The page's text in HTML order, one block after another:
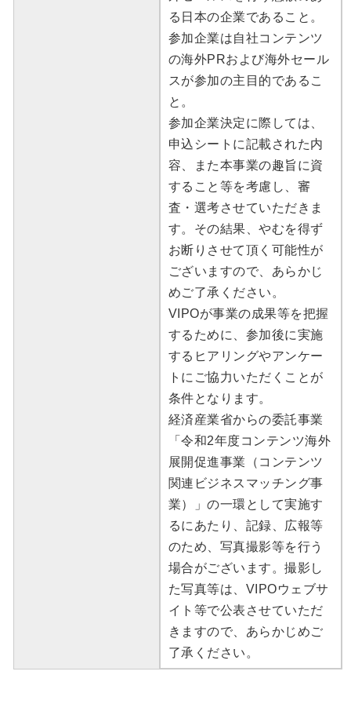
る日本の企業であること。
参加企業は自社コンテンツ
の海外PRおよび海外セール
スが参加の主目的であるこ
と。
参加企業決定に際しては、
申込シートに記載された内
容、また本事業の趣旨に資
すること等を考慮し、審
査・選考させていただきま
す。その結果、やむを得ず
お断りさせて頂く可能性が
ございますので、あらかじ
めご了承ください。
VIPOが事業の成果等を把握
するために、参加後に実施
するヒアリングやアンケー
トにご協力いただくことが
条件となります。
経済産業省からの委託事業
「令和2年度コンテンツ海外
展開促進事業（コンテンツ
関連ビジネスマッチング事
業）」の一環として実施す
るにあたり、記録、広報等
のため、写真撮影等を行う
場合がございます。撮影し
た写真等は、VIPOウェブサ
イト等で公表させていただ
きますので、あらかじめご
了承ください。